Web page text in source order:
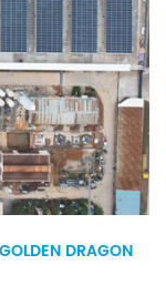
DRAGON